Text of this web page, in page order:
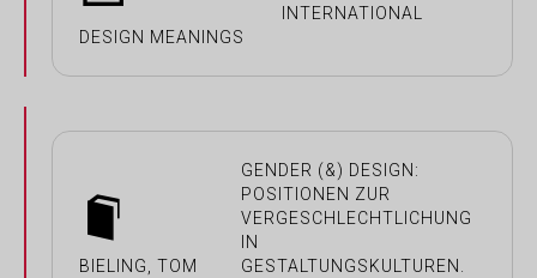
DESIGN MEANINGS
INTERNATIONAL
BIELING, TOM
GENDER (&) DESIGN:
POSITIONEN ZUR
VERGESCHLECHTLICHUNG
IN
GESTALTUNGSKULTUREN.